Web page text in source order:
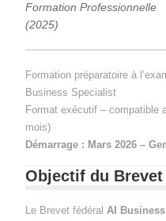
Formation Professionnelle
(2025)
Formation préparatoire à
Business Specialist
Format exécutif – compatible
mois)
Démarrage : Mars 2026 –
Objectif du Brevet
Le Brevet fédéral AI